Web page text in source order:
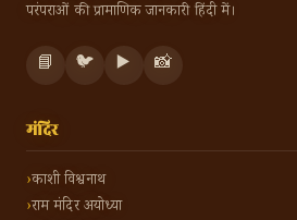
परंपराओं की प्रामाणिक जानकारी हिंदी में।
📘 🐦 ▶️ 📸
मंदिर
काशी विश्वनाथ
राम मंदिर अयोध्या